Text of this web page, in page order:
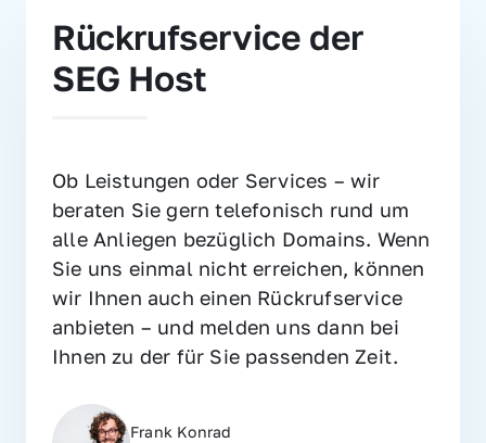
Rückrufservice der
SEG Host
Ob Leistungen oder Services – wir
beraten Sie gern telefonisch rund um
alle Anliegen bezüglich Domains. Wenn
Sie uns einmal nicht erreichen, können
wir Ihnen auch einen Rückrufservice
anbieten – und melden uns dann bei
Ihnen zu der für Sie passenden Zeit.
Frank Konrad